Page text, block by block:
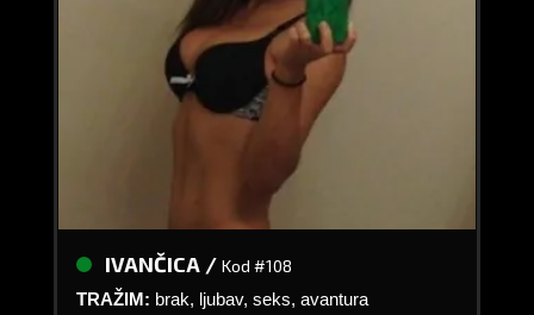
IVANČICA / Kod #108
TRAŽIM: brak, ljubav, seks, avantura